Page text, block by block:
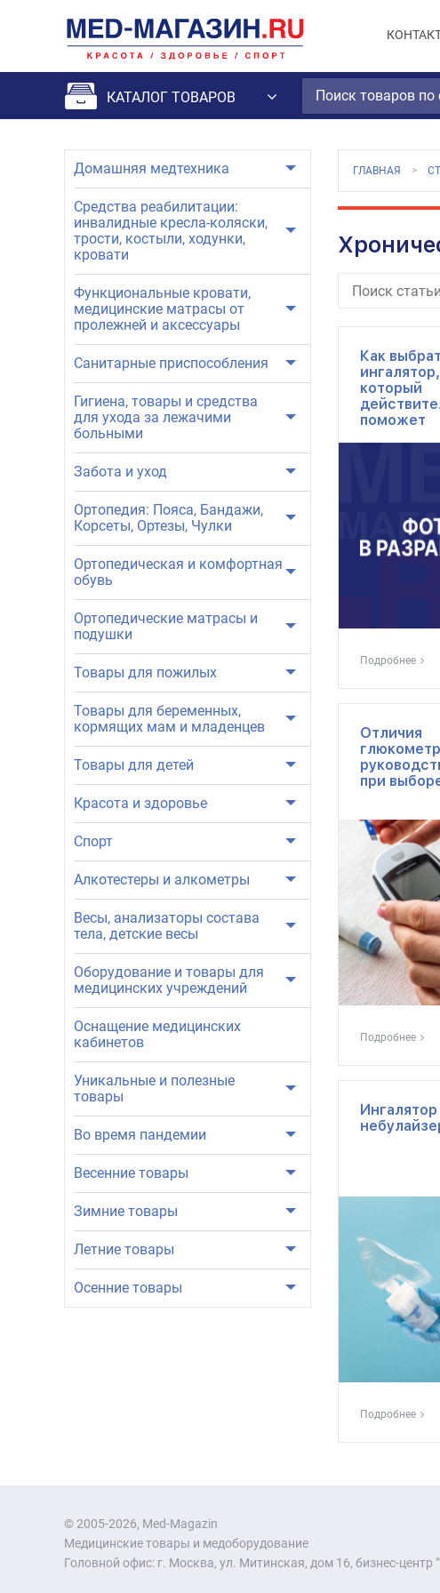
КАТАЛОГ ТОВАРОВ
Домашняя медтехника
Средства реабилитации:
инвалидные кресла-коляски,
трости, костыли, ходунки,
кровати
Функциональные кровати,
медицинские матрасы от
пролежней и аксессуары
Санитарные приспособления
Гигиена, товары и средства
для ухода за лежачими
больными
Забота и уход
Ортопедия: Пояса, Бандажи,
Корсеты, Ортезы, Чулки
Ортопедическая и комфортная
обувь
Ортопедические матрасы и
подушки
Товары для пожилых
Товары для беременных,
кормящих мам и младенцев
Товары для детей
Красота и здоровье
Спорт
Алкотестеры и алкометры
Весы, анализаторы состава
тела, детские весы
Оборудование и товары для
медицинских учреждений
Оснащение медицинских
кабинетов
Уникальные и полезные
товары
Во время пандемии
Весенние товары
Зимние товары
Летние товары
Осенние товары
ГЛАВНАЯ
Как
ингалятор,
который
поможет
Подробнее
Отличия
при
Подробнее
Подробнее
© 2005-2026, Med-Magazin
Медицинские товары и медоборудование
Головной офис: г. Москва, ул. Митинская, дом 16, бизнес-центр